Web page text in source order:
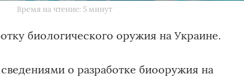
Время на чтение: 5 минут
биологического оружия на Украине.
о разработке биооружия на